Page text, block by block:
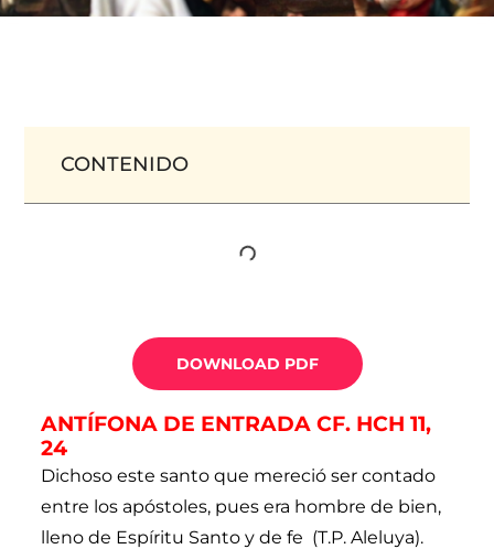
CONTENIDO
DOWNLOAD PDF
ANTÍFONA DE ENTRADA CF. HCH 11,
24
Dichoso este santo que mereció ser contado
entre los apóstoles, pues era hombre de bien,
lleno de Espíritu Santo y de fe (T.P. Aleluya).